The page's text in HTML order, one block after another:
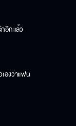
อีกแล้ว
องว่าแฟน
ห็นกูอยู่แล้ว